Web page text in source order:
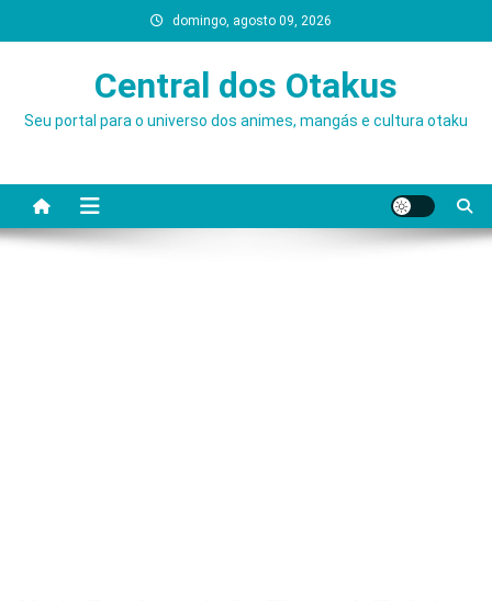
to
domingo, agosto 09, 2026
Central dos Otakus
Seu portal para o universo dos animes, mangás e cultura otaku